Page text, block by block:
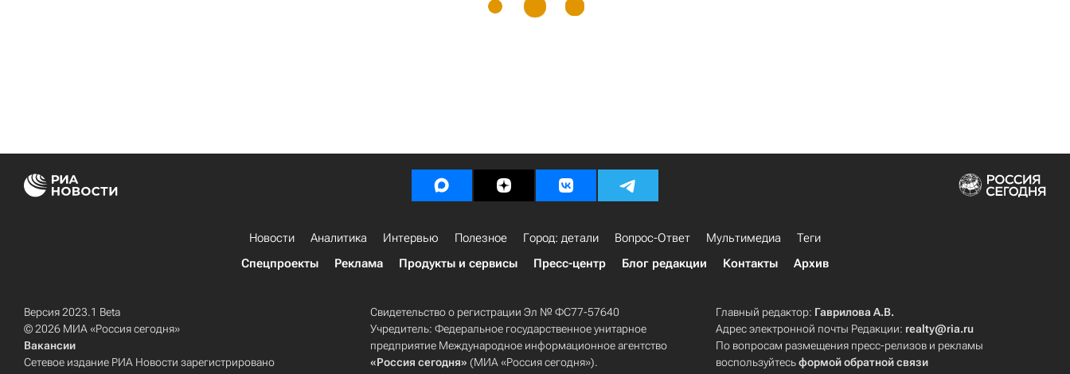
Новости Аналитика Интервью Полезное Город: детали Вопрос-Ответ Мультимедиа
Теги
Спецпроекты
Реклама Продукты и сервисы Пресс-центр Блог редакции Контакты Архив
Версия 2023.1 Beta
© 2026 МИА «Россия сегодня»
Вакансии
Сетевое издание РИА Новости зарегистрировано
Свидетельство о регистрации Эл № ФС77-57640
Учредитель: Федеральное государственное унитарное
предприятие Международное информационное агентство
«Россия сегодня» (МИА «Россия сегодня»).
Главный редактор: Гаврилова А.В.
Адрес электронной почты Редакции: realty@ria.ru
По вопросам размещения пресс-релизов и рекламы
воспользуйтесьформой обратной связи